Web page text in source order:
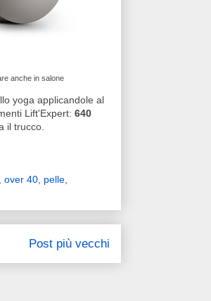
anche in salone
yoga applicandole al
Lift'Expert: 640
il trucco.
, over 40, pelle,
Post più vecchi